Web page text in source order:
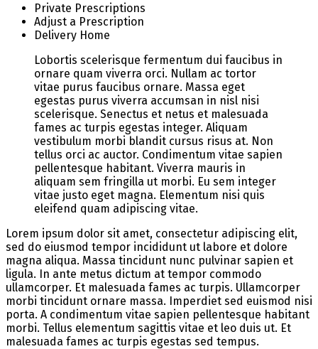
Private Prescriptions
Adjust a Prescription
Delivery Home
Lobortis scelerisque fermentum dui faucibus in
ornare quam viverra orci. Nullam ac tortor
vitae purus faucibus ornare. Massa eget
egestas purus viverra accumsan in nisl nisi
scelerisque. Senectus et netus et malesuada
fames ac turpis egestas integer. Aliquam
vestibulum morbi blandit cursus risus at. Non
tellus orci ac auctor. Condimentum vitae sapien
pellentesque habitant. Viverra mauris in
aliquam sem fringilla ut morbi. Eu sem integer
vitae justo eget magna. Elementum nisi quis
eleifend quam adipiscing vitae.
Lorem ipsum dolor sit amet, consectetur adipiscing elit,
sed do eiusmod tempor incididunt ut labore et dolore
magna aliqua. Massa tincidunt nunc pulvinar sapien et
ligula. In ante metus dictum at tempor commodo
ullamcorper. Et malesuada fames ac turpis. Ullamcorper
morbi tincidunt ornare massa. Imperdiet sed euismod nisi
porta. A condimentum vitae sapien pellentesque habitant
morbi. Tellus elementum sagittis vitae et leo duis ut. Et
malesuada fames ac turpis egestas sed tempus.